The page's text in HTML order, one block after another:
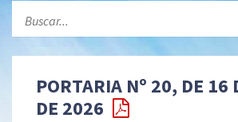
PORTARIA Nº 20, DE 16
DE 2026